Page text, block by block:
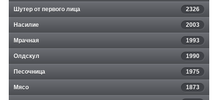
Шутер от первого лица 2326
Насилие 2003
Мрачная 1993
Олдскул 1990
Песочница 1975
Мясо 1873